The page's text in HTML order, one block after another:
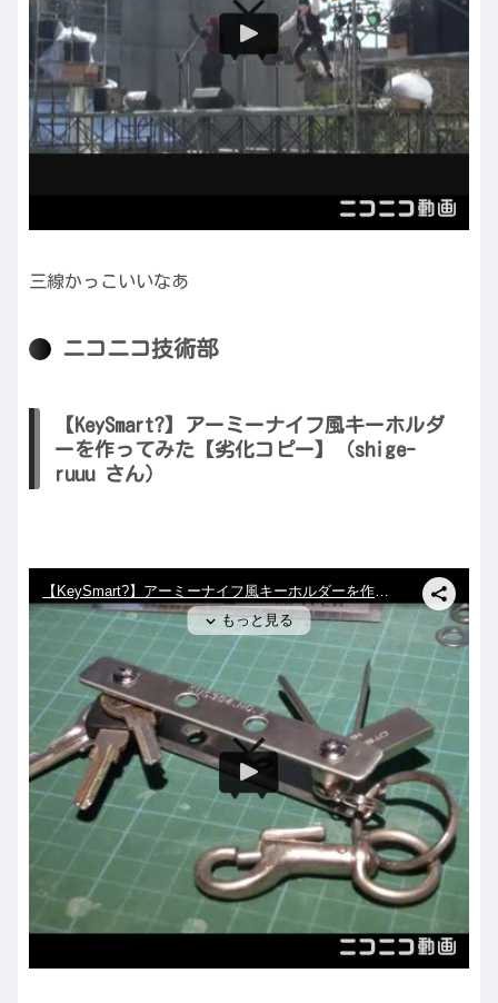
三線かっこいいなあ
ニコニコ技術部
【KeySmart?】アーミーナイフ風キーホルダ
ーを作ってみた【劣化コピー】（shige-
ruuu さん）